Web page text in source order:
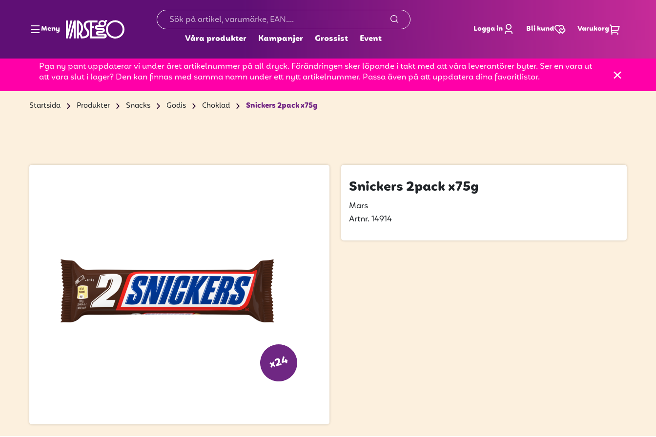
Meny
Våra produkter Kampanjer Grossist Event
Logga in Bli kund Varukorg
Pga ny pant uppdaterar vi under året artikelnummer på all dryck. Förändringen sker löpande i takt med att våra leverantörer byter. Ser en vara ut
att vara slut i lager? Den kan finnas med samma namn under ett nytt artikelnummer. Passa även på att uppdatera dina favoritlistor.
Startsida Produkter Snacks Godis Choklad Snickers 2pack x75g
x24
Snickers 2pack x75g
Mars
Artnr. 14914